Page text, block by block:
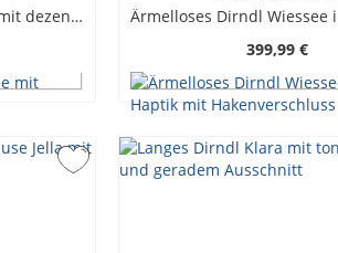
Ärmelloses Dirndl Pillersee mit dezenter Webstrutkur
399,99 €